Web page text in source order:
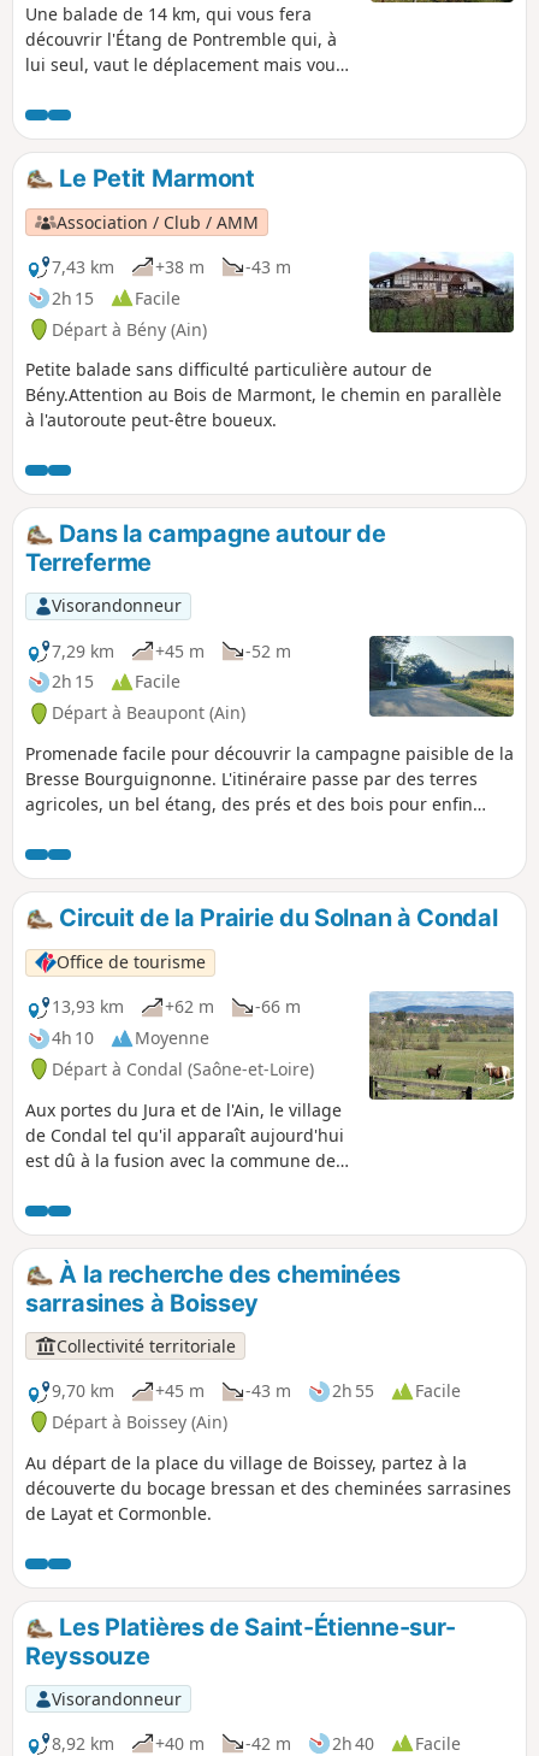
Une balade de 14 km, qui vous fera
découvrir l'Étang de Pontremble qui, à
lui seul, vaut le déplacement mais vous
colombages et bien d'autres choses.
Le Petit Marmont
Association / Club / AMM
7,43 km
+38 m
-43 m
2h 15
Facile
Départ à Bény (Ain)
Petite balade sans difficulté particulière autour de
Bény.Attention au Bois de Marmont, le chemin en parallèle
à l'autoroute peut-être boueux.
Dans la campagne autour de
Terreferme
Visorandonneur
7,29 km
+45 m
-52 m
2h 15
Facile
Départ à Beaupont (Ain)
Promenade facile pour découvrir la campagne paisible de la
Bresse Bourguignonne. L'itinéraire passe par des terres
agricoles, un bel étang, des prés et des bois pour enfin
fermes bressanes, certaines encore en activité.Balisage
PR®® (Jaune) tout le long.
Circuit de la Prairie du Solnan à Condal
Office de tourisme
13,93 km
+62 m
-66 m
4h 10
Moyenne
Départ à Condal (Saône-et-Loire)
Aux portes du Jura et de l'Ain, le village
de Condal tel qu'il apparaît aujourd'hui
est dû à la fusion avec la commune de
traversé par l'A39 appelée "Autoroute
Verte", Condal a conservé son paysage
de collines verdoyantes qui dominent la
rivière du Solnan. Moulins, lavoirs et
fermes bressanes dont l'architecture se
rapproche de celle de l'Ain par la
situation du village, se dessinent au
détour des chemins.
À la recherche des cheminées
sarrasines à Boissey
Collectivité territoriale
9,70 km
+45 m -43 m 2h 55
Facile
Départ à Boissey (Ain)
Au départ de la place du village de Boissey, partez à la
découverte du bocage bressan et des cheminées sarrasines
de Layat et Cormonble.
Les Platières de Saint-Étienne-sur-
Reyssouze
Visorandonneur
8,92 km
+40 m -42 m 2h 40 Facile